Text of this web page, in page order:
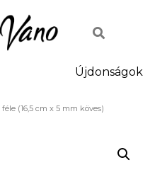
Újdonságok
(16,5 cm x 5 mm köves)